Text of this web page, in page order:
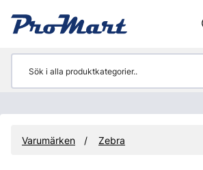
Varumärken Zebra